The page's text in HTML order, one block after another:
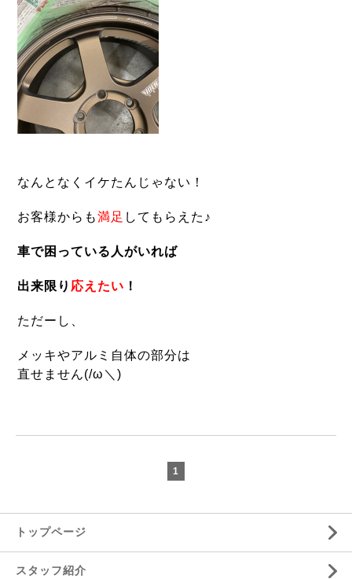
なんとなくイケたんじゃない！
お客様からも満足 してもらえた♪
車で困っている人がいれば
出来限り 応えたい ！
ただーし、
メッキやアルミ自体の部分は
直せません(/ω＼)
1
トップページ
スタッフ紹介